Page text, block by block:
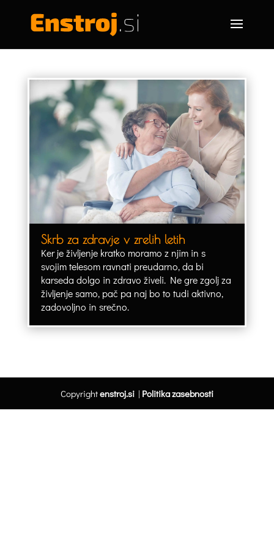
Skrb za zdravje v zrelih letih
Ker je življenje kratko moramo z njim in s
svojim telesom ravnati preudarno, da bi
karseda dolgo in zdravo živeli. Ne gre zgolj za
življenje samo, pač pa naj bo to tudi aktivno,
zadovoljno in srečno.
Copyrightenstroj.si| Politika zasebnosti